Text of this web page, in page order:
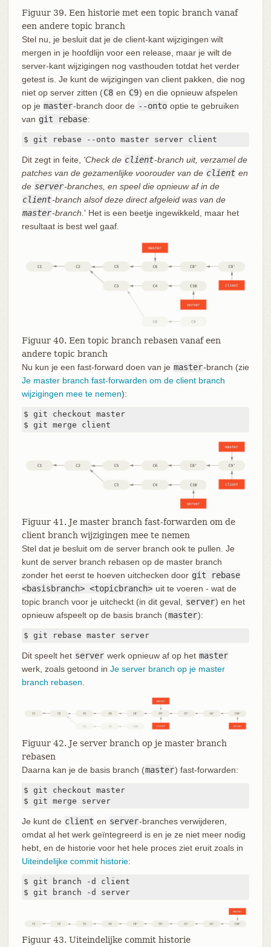
Figuur 39. Een historie met een topic branch vanaf
een andere topic branch
Stel nu, je besluit dat je de client-kant wijzigingen wilt
mergen in je hoofdlijn voor een release, maar je wilt de
server-kant wijzigingen nog vasthouden totdat het verder
getest is. Je kunt de wijzigingen van client pakken, die nog
niet op server zitten (C8 en C9) en die opnieuw afspelen
op je master-branch door de --onto optie te gebruiken
van git rebase:
$ git rebase --onto master server client
Dit zegt in feite, 'Check de client-branch uit, verzamel de
patches van de gezamenlijke voorouder van de client en
de server-branches, en speel die opnieuw af in de
client-branch alsof deze direct afgeleid was van de
master-branch. ' Het is een beetje ingewikkeld, maar het
resultaat is best wel gaaf.
Figuur 40. Een topic branch rebasen vanaf een
andere topic branch
Nu kun je een fast-forward doen van je master-branch (zie
Je master branch fast-forwarden om de client branch
wijzigingen mee te nemen):
$ git checkout master
$ git merge client
Figuur 41. Je master branch fast-forwarden om de
client branch wijzigingen mee te nemen
Stel dat je besluit om de server branch ook te pullen. Je
kunt de server branch rebasen op de master branch
zonder het eerst te hoeven uitchecken door git rebase
<basisbranch> <topicbranch> uit te voeren - wat de
topic branch voor je uitcheckt (in dit geval,
server) en het
opnieuw afspeelt op de basis branch (master):
$ git rebase master server
Dit speelt het server werk opnieuw af op het master
werk, zoals getoond in Je server branch op je master
branch rebasen
Figuur 42. Je server branch op je master branch
rebasen
Daarna kan je de basis branch (master) fast-forwarden:
$ git checkout master
$ git merge server
Je kunt de client en server-branches verwijderen,
omdat al het werk geïntegreerd is en je ze niet meer nodig
hebt, en de historie voor het hele proces ziet eruit zoals in
Uiteindelijke commit historie:
$ git branch -d client
$ git branch -d server
Figuur 43. Uiteindelijke commit historie